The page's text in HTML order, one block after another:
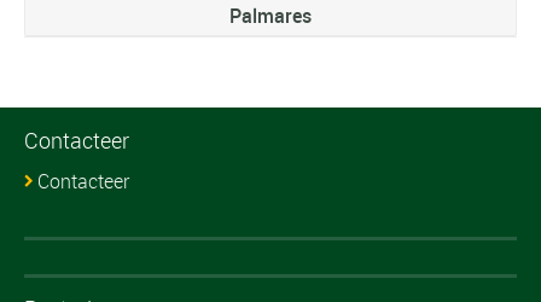
Palmares
Contacteer
Contacteer